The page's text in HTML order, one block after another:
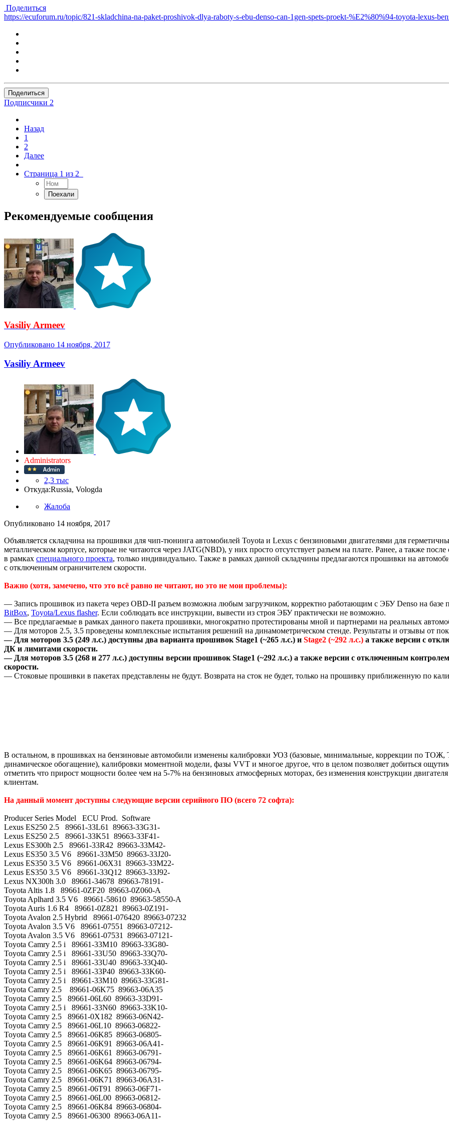
Поделиться
https://ecuforum.ru/topic/821-skladchina-na-paket-proshivok-dlya-raboty-s-ebu-denso-can-1gen-spets-proekt-%E2%80%94-toyota-lexus-
Поделиться
Подписчики 2
Назад
1
2
Далее
Страница 1 из 2
Рекомендуемые сообщения
Vasiliy Armeev
Опубликовано 14 ноября, 2017
Vasiliy Armeev
Administrators
2,3 тыс
Откуда:Russia, Vologda
Жалоба
Опубликовано 14 ноября, 2017
Объявляется складчина на прошивки для чип-тюнинга автомобилей Toyota и Lexus с бензиновыми двигателями для
металлическом корпусе, которые не читаются через JATG(NBD), у них просто отсутствует разъем на плате. Ранее, а также
в рамках специального проекта, только индивидуально. Также в рамках данной складчины предлагаются прошивки на
с отключенным ограничителем скорости.
Важно (хотя, замечено, что это всё равно не читают, но это не мои проблемы):
— Запись прошивок из пакета через OBD-II разъем возможна любым загрузчиком, корректно работающим с ЭБУ Denso на
BitBox, Toyota/Lexus flasher. Если соблюдать все инструкции, вывести из строя ЭБУ практически не возможно.
— Все предлагаемые в рамках данного пакета прошивки, многократно протестированы мной и партнерами на реальных
— Для моторов 2.5, 3.5 проведены комплексные испытания решений на динамометрическом стенде. Результаты и отзывы от
— Для моторов 3.5 (249 л.с.) доступны два варианта прошивок Stage1 (~265 л.с.) и Stage2 (~292 л.с.) а также версии с
ДК и лимитами скорости.
— Для моторов 3.5 (268 и 277 л.с.) доступны версии прошивок Stage1 (~292 л.с.) а также версии с отключенным
скорости.
— Стоковые прошивки в пакетах представлены не будут. Возврата на сток не будет, только на прошивку приближенную по
В остальном, в прошивках на бензиновые автомобили изменены калибровки УОЗ (базовые, минимальные, коррекции по
динамическое обогащение), калибровки моментной модели, фазы VVT и многое другое, что в целом позволяет добиться
отметить что прирост мощности более чем на 5-7% на бензиновых атмосферных моторах, без изменения конструкции
клиентам.
На данный момент доступны следующие версии серийного ПО (всего 72 софта):
Producer Series Model ECU Prod. Software
Lexus ES250 2.5 89661-33L61 89663-33G31-
Lexus ES250 2.5 89661-33K51 89663-33F41-
Lexus ES300h 2.5 89661-33R42 89663-33M42-
Lexus ES350 3.5 V6 89661-33M50 89663-33J20-
Lexus ES350 3.5 V6 89661-06X31 89663-33M22-
Lexus ES350 3.5 V6 89661-33Q12 89663-33J92-
Lexus NX300h 3.0 89661-34678 89663-78191-
Toyota Altis 1.8 89661-0ZF20 89663-0Z060-A
Toyota Aplhard 3.5 V6 89661-58610 89663-58550-A
Toyota Auris 1.6 R4 89661-0Z821 89663-0Z191-
Toyota Avalon 2.5 Hybrid 89661-076420 89663-07232
Toyota Avalon 3.5 V6 89661-07551 89663-07212-
Toyota Avalon 3.5 V6 89661-07531 89663-07121-
Toyota Camry 2.5 i 89661-33M10 89663-33G80-
Toyota Camry 2.5 i 89661-33U50 89663-33Q70-
Toyota Camry 2.5 i 89661-33U40 89663-33Q40-
Toyota Camry 2.5 i 89661-33P40 89663-33K60-
Toyota Camry 2.5 i 89661-33M10 89663-33G81-
Toyota Camry 2.5 89661-06K75 89663-06A35
Toyota Camry 2.5 89661-06L60 89663-33D91-
Toyota Camry 2.5 i 89661-33N60 89663-33K10-
Toyota Camry 2.5 89661-0X182 89663-06N42-
Toyota Camry 2.5 89661-06L10 89663-06822-
Toyota Camry 2.5 89661-06K85 89663-06805-
Toyota Camry 2.5 89661-06K91 89663-06A41-
Toyota Camry 2.5 89661-06K61 89663-06791-
Toyota Camry 2.5 89661-06K64 89663-06794-
Toyota Camry 2.5 89661-06K65 89663-06795-
Toyota Camry 2.5 89661-06K71 89663-06A31-
Toyota Camry 2.5 89661-06T91 89663-06F71-
Toyota Camry 2.5 89661-06L00 89663-06812-
Toyota Camry 2.5 89661-06K84 89663-06804-
Toyota Camry 2.5 89661-06300 89663-06A11-